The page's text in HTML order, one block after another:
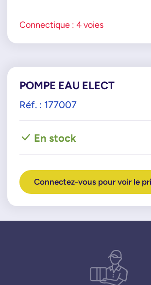
70107841
701078410
70285301
702853010
70285303
702853030
70285304
702853040
70285320
702853200
Connectique : 4 voies
POMPE EAU ELECT
Réf. : 177007
En stock
Connectez-vous pour voir le